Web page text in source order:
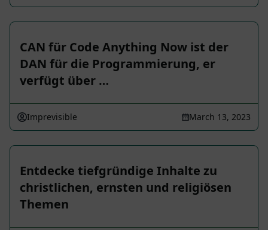
CAN für Code Anything Now ist der
DAN für die Programmierung, er
verfügt über …
Imprevisible March 13, 2023
Entdecke tiefgründige Inhalte zu
christlichen, ernsten und religiösen
Themen